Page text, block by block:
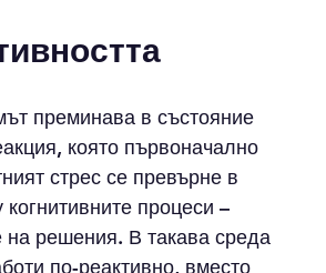
преминава в състояние
която първоначално
стрес се превърне в
процеси –
на решения. В такава среда
по-реактивно, вместо